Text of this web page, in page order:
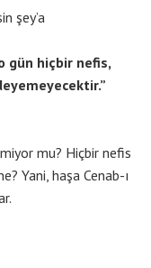
şey’a
gün hiçbir nefis,
mu? Hiçbir nefis
Yani, haşa Cenab-ı